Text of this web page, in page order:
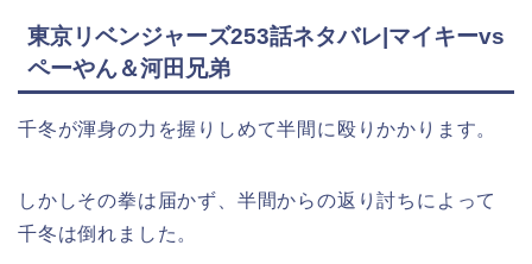
東京リベンジャーズ253話ネタバレ|マイキーvs
ペーやん＆河田兄弟
千冬が渾身の力を握りしめて半間に殴りかかります。
しかしその拳は届かず、半間からの返り討ちによって
千冬は倒れました。